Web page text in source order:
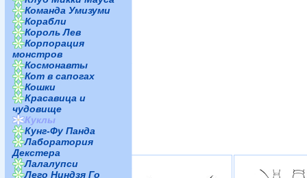
Команда Умизуми
Корабли
Король Лев
Корпорация
монстров
Космонавты
Кот в сапогах
Кошки
Красавица и
чудовище
Куклы
Кунг-Фу Панда
Лаборатория
Декстера
Лалалупси
Лего Ниндзя Го